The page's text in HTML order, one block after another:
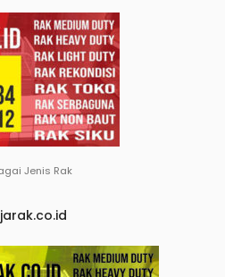
Jenis Rak